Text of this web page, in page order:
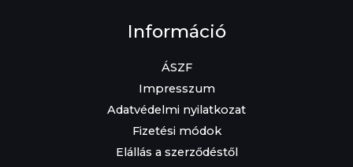
Információ
ÁSZF
Impresszum
Adatvédelmi nyilatkozat
Fizetési módok
Elállás a szerződéstől